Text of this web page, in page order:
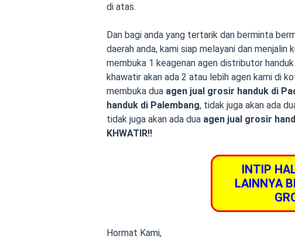
di atas.
Dan bagi anda yang tertarik dan berminta
daerah anda, kami siap melayani dan menjalin
membuka 1 keagenan agen distributor
khawatir akan ada 2 atau lebih agen kami di
membuka dua agen jual grosir handuk di
handuk di Palembang, tidak juga akan ada
tidak juga akan ada dua agen jual grosir
KHWATIR!!
INTIP
LAINNYA
Hormat Kami,